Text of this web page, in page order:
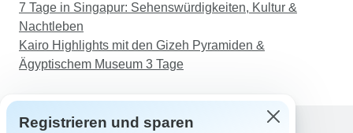
7 Tage in Singapur: Sehenswürdigkeiten, Kultur &
Nachtleben
Kairo Highlights mit den Gizeh Pyramiden &
Ägyptischem Museum 3 Tage
Registrieren und sparen